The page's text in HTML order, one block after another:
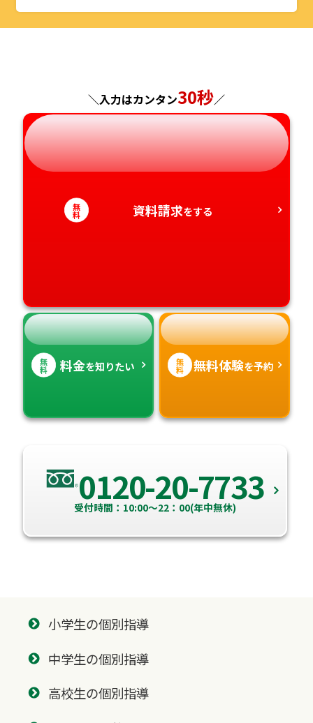
山形県
千葉県
神奈川県
福井県
岐阜県
静岡県
愛知県
京都府
兵庫県
奈良県
和歌山県
島根県
広島県
山口県
徳島県
香川県
福岡県
長崎県
熊本県
大分県
宮崎県
＼入力はカンタン30秒／
無
料 資料請求をする
無
料 料金を知りたい 無
料 無料体験を予約
0120-20-7733
受付時間：10:00～22：00(年中無休)
小学生の個別指導
中学生の個別指導
高校生の個別指導